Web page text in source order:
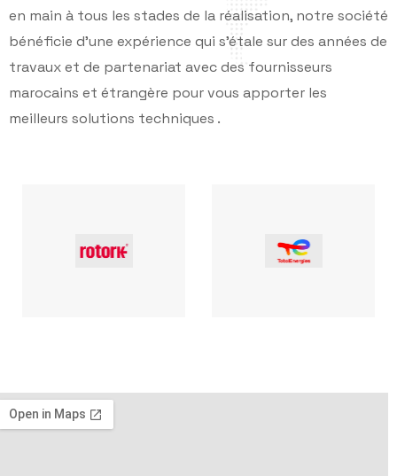
en main à tous les stades de la réalisation, notre société
bénéficie d'une expérience qui s'étale sur des années de
travaux et de partenariat avec des fournisseurs
marocains et étrangère pour vous apporter les
meilleurs solutions techniques .